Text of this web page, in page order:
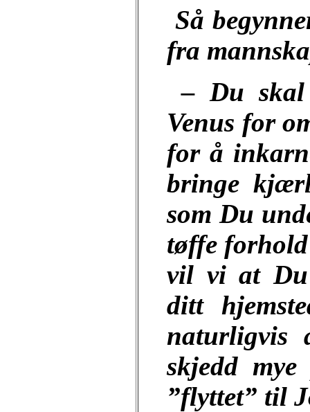
Så
fra
– Du skal
Venus for
for å
bringe
som Du
tøffe
vil vi at Du
ditt
naturligvis
skjedd
”flyttet” til